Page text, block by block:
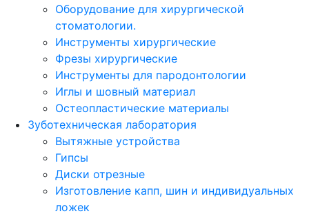
Оборудование для хирургической
стоматологии.
Инструменты хирургические
Фрезы хирургические
Инструменты для пародонтологии
Иглы и шовный материал
Остеопластические материалы
Зуботехническая лаборатория
Вытяжные устройства
Гипсы
Диски отрезные
Изготовление капп, шин и индивидуальных
ложек